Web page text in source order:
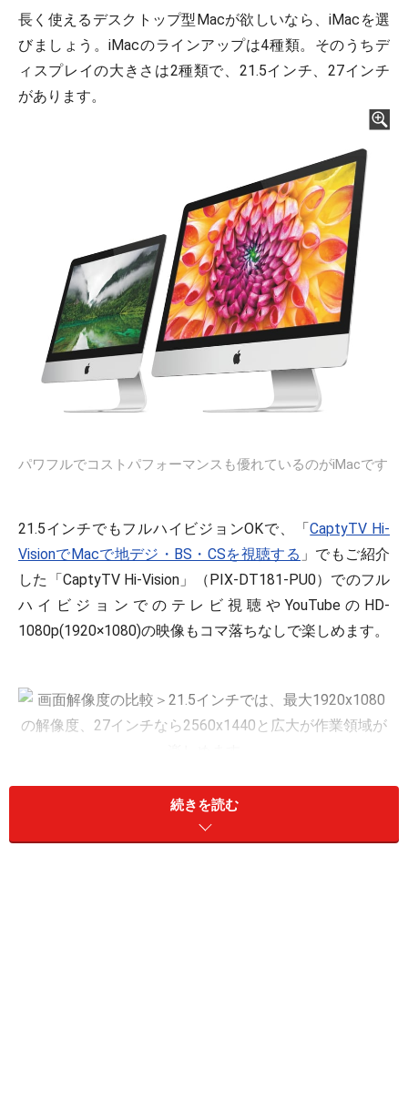
長く使えるデスクトップ型Macが欲しいなら、iMacを選
びましょう。iMacのラインアップは4種類。そのうちデ
ィスプレイの大きさは2種類で、21.5インチ、27インチ
があります。
パワフルでコストパフォーマンスも優れているのがiMacです
21.5インチでもフルハイビジョンOKで、「CaptyTV Hi-
VisionでMacで地デジ・BS・CSを視聴する 」でもご紹介
した「CaptyTV Hi-Vision」（PIX-DT181-PU0）でのフル
ハイビジョンでのテレビ視聴やYouTubeのHD-
1080p(1920×1080)の映像もコマ落ちなしで楽しめます。
度、27インチなら2560x1440と広大が作業領域が楽しめます
続きを読む